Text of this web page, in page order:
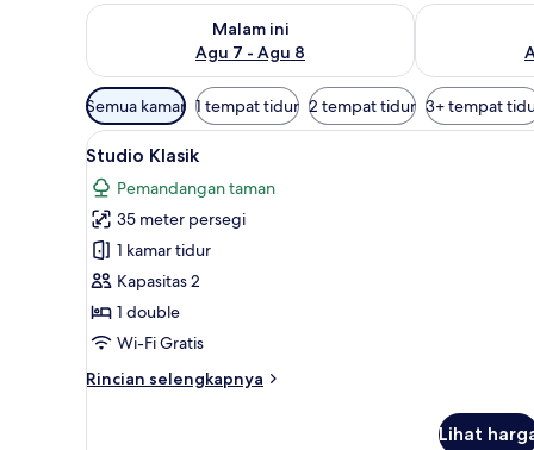
Malam ini
Agu 7 - Agu 8
Periksa ketersediaan untuk malam ini Agu 7 - Agu 8
Periksa
Filter
tersedia
untuk
kamar
Semua kamar 1 tempat tidur 2 tempat tidur 3+ tempat
Lihat
semua
foto
untuk
Studio
Klasik
6
Studio Klasik
Pemandangan taman
35 meter persegi
1 kamar tidur
Kapasitas 2
1 double
Wi-Fi Gratis
Rincian selengkapnya
Rincian
Lihat